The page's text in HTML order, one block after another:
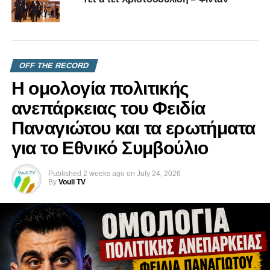
διαβεβαιώσεις από την τουρκική πλευρά πως δεν γίνονται
είναι προτιμότερη μια προληπτική προσέγγιση.
Στην πράξη, η σημερινή απόφαση ανοίγει τον δρόμο για
στήριξη της Συρίας, ειδικά όσον αφορά τον ιδιωτικό τομέα
OFF THE RECORD
Η ομολογία πολιτικής
ανεπάρκειας του Φειδία
Παναγιώτου και τα ερωτήματα
για το Εθνικό Συμβούλιο
Published 2 weeks ago on July 24, 2026
By Vouli TV